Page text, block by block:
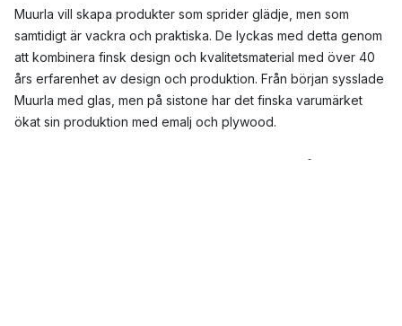
Muurla vill skapa produkter som sprider glädje, men som
samtidigt är vackra och praktiska. De lyckas med detta genom
att kombinera finsk design och kvalitetsmaterial med över 40
års erfarenhet av design och produktion. Från början sysslade
Muurla med glas, men på sistone har det finska varumärket
ökat sin produktion med emalj och plywood.
från Muurla.